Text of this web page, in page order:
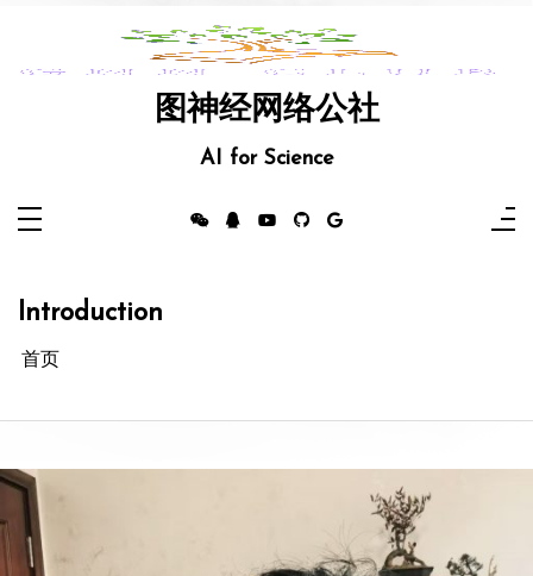
图神经网络公社
AI for Science
Introduction
首页